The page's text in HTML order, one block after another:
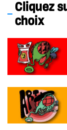
Cliquez
choix